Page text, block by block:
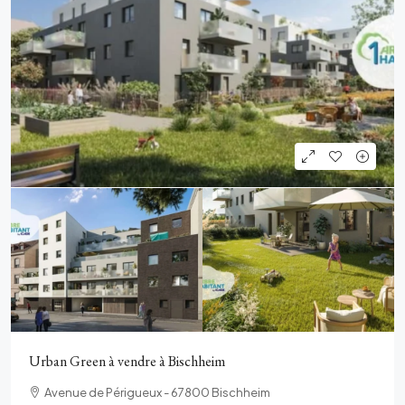
Urban Green à vendre à Bischheim
Avenue de Périgueux - 67800 Bischheim